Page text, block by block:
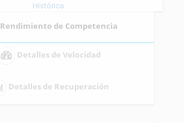
Histórica
Rendimiento de Competencia
Detalles de Velocidad
Detalles de Recuperación